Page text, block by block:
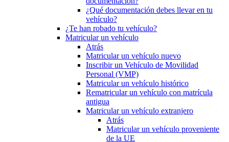
¿Qué documentación debes llevar en tu
vehículo?
¿Te han robado tu vehículo?
Matricular un vehículo
Atrás
Matricular un vehículo nuevo
Inscribir un Vehículo de Movilidad
Personal (VMP)
Matricular un vehículo histórico
Rematricular un vehículo con matrícula
antigua
Matricular un vehículo extranjero
Atrás
Matricular un vehículo proveniente
de la UE